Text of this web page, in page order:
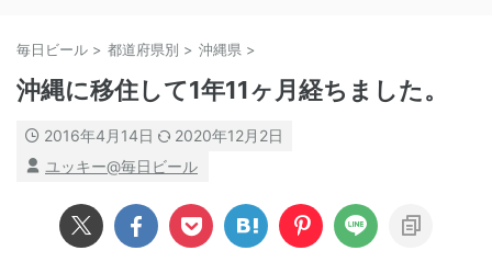
毎日ビール > 都道府県別 > 沖縄県 >
沖縄に移住して1年11ヶ月経ちました。
2016年4月14日
2020年12月2日
ユッキー@毎日ビール